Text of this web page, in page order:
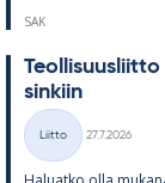
SAK
sin­kiin
Kategoriat
Liitto
27.7.2026